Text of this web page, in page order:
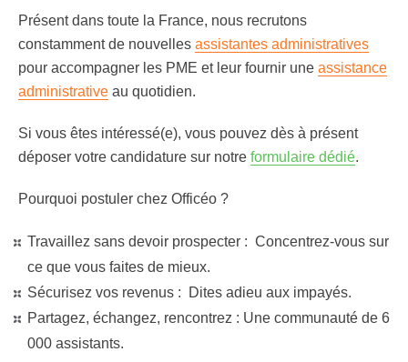
Présent dans toute la France, nous recrutons
constamment de nouvelles assistantes administratives
pour accompagner les PME et leur fournir une assistance
administrative au quotidien.
Si vous êtes intéressé(e), vous pouvez dès à présent
déposer votre candidature sur notre formulaire dédié.
Pourquoi postuler chez Officéo ?
Travaillez sans devoir prospecter : Concentrez-vous sur
ce que vous faites de mieux.
Sécurisez vos revenus :
Dites adieu aux impayés.
Partagez, échangez, rencontrez : Une communauté de 6
000 assistants.